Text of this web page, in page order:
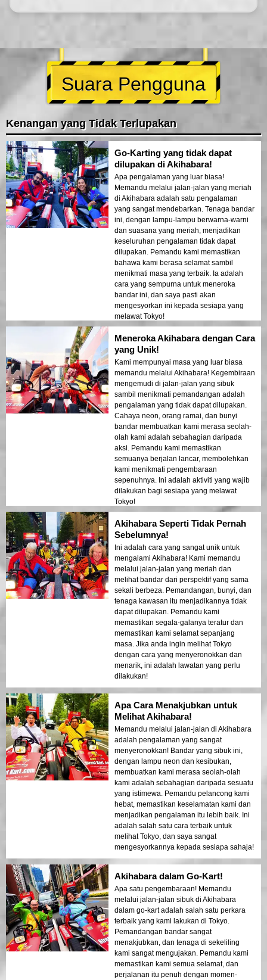
Suara Pengguna
Kenangan yang Tidak Terlupakan
Go-Karting yang tidak dapat
dilupakan di Akihabara!
Apa pengalaman yang luar biasa!
Memandu melalui jalan-jalan yang meriah
di Akihabara adalah satu pengalaman
yang sangat mendebarkan. Tenaga bandar
ini, dengan lampu-lampu berwarna-warni
dan suasana yang meriah, menjadikan
keseluruhan pengalaman tidak dapat
dilupakan. Pemandu kami memastikan
bahawa kami berasa selamat sambil
menikmati masa yang terbaik. Ia adalah
cara yang sempurna untuk meneroka
bandar ini, dan saya pasti akan
mengesyorkan ini kepada sesiapa yang
melawat Tokyo!
Meneroka Akihabara dengan Cara
yang Unik!
Kami mempunyai masa yang luar biasa
memandu melalui Akihabara! Kegembiraan
mengemudi di jalan-jalan yang sibuk
sambil menikmati pemandangan adalah
pengalaman yang tidak dapat dilupakan.
Cahaya neon, orang ramai, dan bunyi
bandar membuatkan kami merasa seolah-
olah kami adalah sebahagian daripada
aksi. Pemandu kami memastikan
semuanya berjalan lancar, membolehkan
kami menikmati pengembaraan
sepenuhnya. Ini adalah aktiviti yang wajib
dilakukan bagi sesiapa yang melawat
Tokyo!
Akihabara Seperti Tidak Pernah
Sebelumnya!
Ini adalah cara yang sangat unik untuk
mengalami Akihabara! Kami memandu
melalui jalan-jalan yang meriah dan
melihat bandar dari perspektif yang sama
sekali berbeza. Pemandangan, bunyi, dan
tenaga kawasan itu menjadikannya tidak
dapat dilupakan. Pemandu kami
memastikan segala-galanya teratur dan
memastikan kami selamat sepanjang
masa. Jika anda ingin melihat Tokyo
dengan cara yang menyeronokkan dan
menarik, ini adalah lawatan yang perlu
dilakukan!
Apa Cara Menakjubkan untuk
Melihat Akihabara!
Memandu melalui jalan-jalan di Akihabara
adalah pengalaman yang sangat
menyeronokkan! Bandar yang sibuk ini,
dengan lampu neon dan kesibukan,
membuatkan kami merasa seolah-olah
kami adalah sebahagian daripada sesuatu
yang istimewa. Pemandu pelancong kami
hebat, memastikan keselamatan kami dan
menjadikan pengalaman itu lebih baik. Ini
adalah salah satu cara terbaik untuk
melihat Tokyo, dan saya sangat
mengesyorkannya kepada sesiapa sahaja!
Akihabara dalam Go-Kart!
Apa satu pengembaraan! Memandu
melalui jalan-jalan sibuk di Akihabara
dalam go-kart adalah salah satu perkara
terbaik yang kami lakukan di Tokyo.
Pemandangan bandar sangat
menakjubkan, dan tenaga di sekeliling
kami sangat mengujakan. Pemandu kami
memastikan kami semua selamat, dan
perjalanan itu penuh dengan momen-